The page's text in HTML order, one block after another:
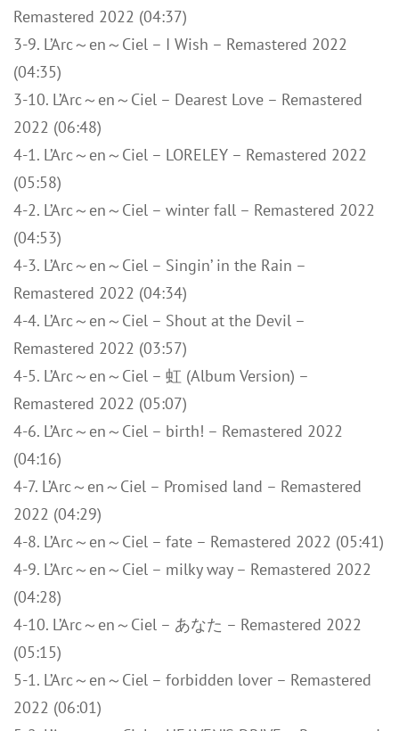
Remastered 2022 (04:37)
3-9. L’Arc～en～Ciel – I Wish – Remastered 2022
(04:35)
3-10. L’Arc～en～Ciel – Dearest Love – Remastered
2022 (06:48)
4-1. L’Arc～en～Ciel – LORELEY – Remastered 2022
(05:58)
4-2. L’Arc～en～Ciel – winter fall – Remastered 2022
(04:53)
4-3. L’Arc～en～Ciel – Singin’ in the Rain –
Remastered 2022 (04:34)
4-4. L’Arc～en～Ciel – Shout at the Devil –
Remastered 2022 (03:57)
4-5. L’Arc～en～Ciel – 虹 (Album Version) –
Remastered 2022 (05:07)
4-6. L’Arc～en～Ciel – birth! – Remastered 2022
(04:16)
4-7. L’Arc～en～Ciel – Promised land – Remastered
2022 (04:29)
4-8. L’Arc～en～Ciel – fate – Remastered 2022 (05:41)
4-9. L’Arc～en～Ciel – milky way – Remastered 2022
(04:28)
4-10. L’Arc～en～Ciel – あなた – Remastered 2022
(05:15)
5-1. L’Arc～en～Ciel – forbidden lover – Remastered
2022 (06:01)